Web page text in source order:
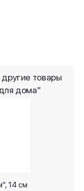
товары
дома"
14 см